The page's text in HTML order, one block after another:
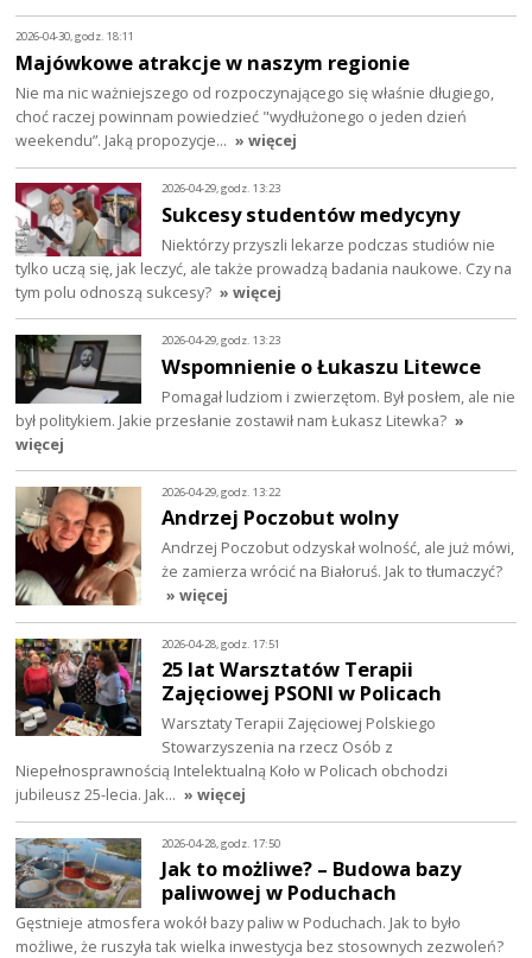
2026-04-30, godz. 18:11
Majówkowe atrakcje w naszym regionie
Nie ma nic ważniejszego od rozpoczynającego się właśnie długiego,
choć raczej powinnam powiedzieć "wydłużonego o jeden dzień
weekendu”. Jaką propozycje… » więcej
2026-04-29, godz. 13:23
Sukcesy studentów medycyny
Niektórzy przyszli lekarze podczas studiów nie
tylko uczą się, jak leczyć, ale także prowadzą badania naukowe. Czy na
tym polu odnoszą sukcesy? » więcej
2026-04-29, godz. 13:23
Wspomnienie o Łukaszu Litewce
Pomagał ludziom i zwierzętom. Był posłem, ale nie
był politykiem. Jakie przesłanie zostawił nam Łukasz Litewka? »
więcej
2026-04-29, godz. 13:22
Andrzej Poczobut wolny
Andrzej Poczobut odzyskał wolność, ale już mówi,
że zamierza wrócić na Białoruś. Jak to tłumaczyć?
» więcej
2026-04-28, godz. 17:51
25 lat Warsztatów Terapii
Zajęciowej PSONI w Policach
Warsztaty Terapii Zajęciowej Polskiego
Stowarzyszenia na rzecz Osób z
Niepełnosprawnością Intelektualną Koło w Policach obchodzi
jubileusz 25-lecia. Jak… » więcej
2026-04-28, godz. 17:50
Jak to możliwe? – Budowa bazy
paliwowej w Poduchach
Gęstnieje atmosfera wokół bazy paliw w Poduchach. Jak to było
możliwe, że ruszyła tak wielka inwestycja bez stosownych zezwoleń?